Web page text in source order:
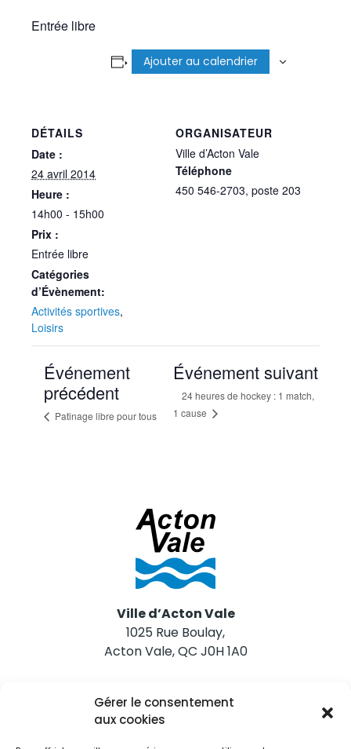
Gérer le consentement
aux cookies
Entrée libre
Ajouter au calendrier
DÉTAILS
Date :
24 avril 2014
Heure :
14h00 - 15h00
Prix :
Entrée libre
Catégories
d’Évènement:
Activités sportives,
Loisirs
ORGANISATEUR
Ville d’Acton Vale
Téléphone
450 546-2703, poste 203
Événement
précédent
Patinage libre pour tous
Événement suivant
24 heures de hockey : 1 match,
1 cause
Ville d’Acton Vale
1025 Rue Boulay,
Acton Vale, QC J0H 1A0
Nous joindre
Tél. 450 546-2703